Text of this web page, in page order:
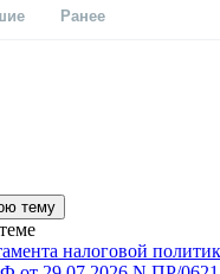
Ранее
тему
налоговой